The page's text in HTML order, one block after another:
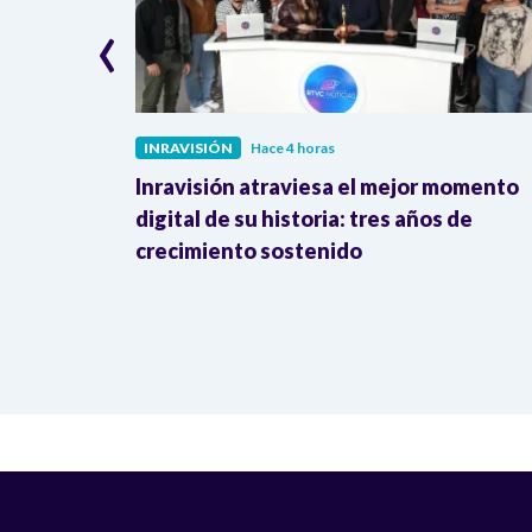
INRAVISIÓN Hace 4 horas
Inravisión atraviesa el mejor momento
digital de su historia: tres años de
crecimiento sostenido
‹